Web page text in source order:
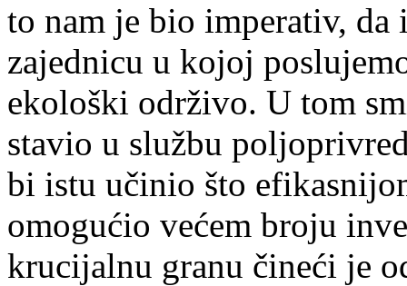
to nam je bio imperativ,
zajednicu u kojoj
ekološki održivo. U tom
stavio u službu
bi istu učinio što
omogućio većem broju
krucijalnu granu čineći je